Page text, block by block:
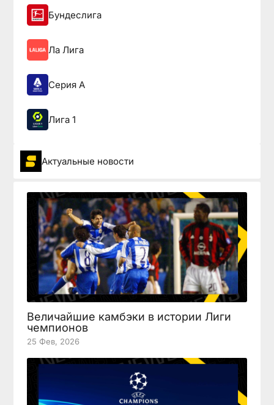
Бундеслига
Ла Лига
Серия А
Лига 1
Актуальные новости
Величайшие камбэки в истории Лиги
чемпионов
25 Фев, 2026